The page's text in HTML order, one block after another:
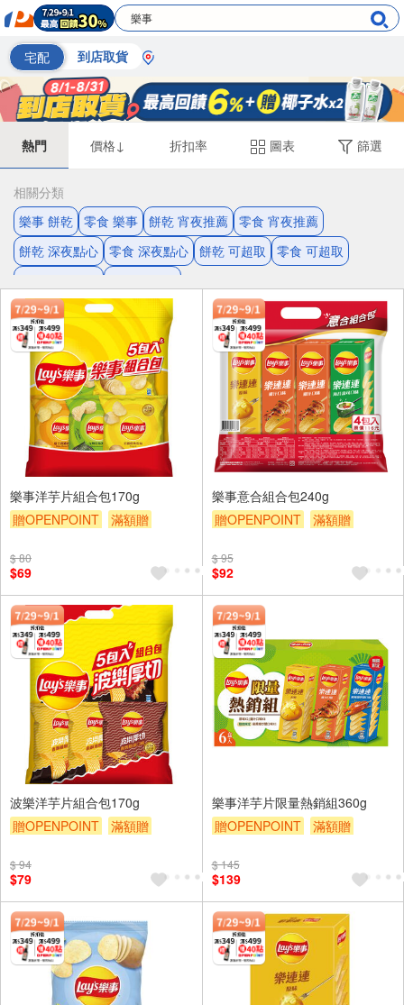
宅配 到店取貨
熱門 價格↓ 折扣率 圖表 篩選
相關分類
樂事 餅乾 零食 樂事 餅乾 宵夜推薦 零食 宵夜推薦
餅乾 深夜點心 零食 深夜點心 餅乾 可超取
零食 可超取
樂事洋芋片組合包170g
贈OPENPOINT
滿額贈
$ 80
$69
樂事意合組合包240g
贈OPENPOINT
滿額贈
$ 95
$92
波樂洋芋片組合包170g
贈OPENPOINT
滿額贈
$ 94
$79
樂事洋芋片限量熱銷組360g
贈OPENPOINT
滿額贈
$ 145
$139